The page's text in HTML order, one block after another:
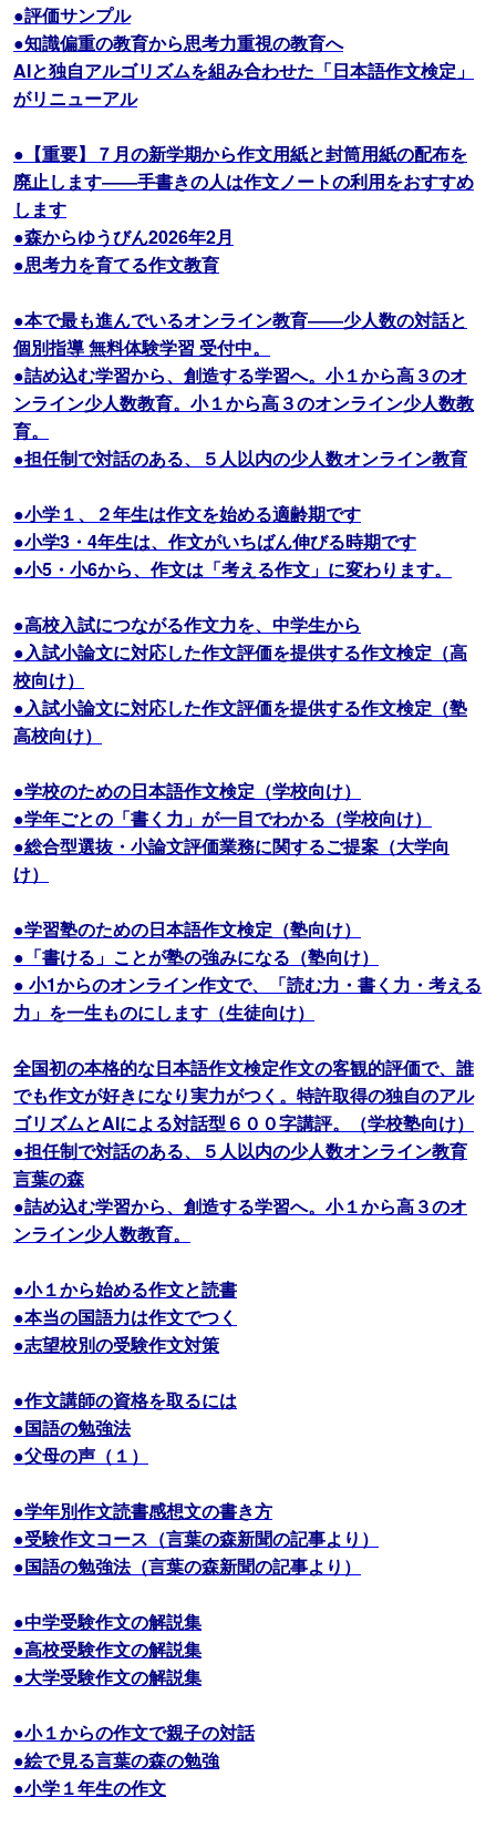
●評価サンプル
●知識偏重の教育から思考力重視の教育へ
AIと独自アルゴリズムを組み合わせた「日本語作文検定」
がリニューアル
●【重要】７月の新学期から作文用紙と封筒用紙の配布を
廃止します――手書きの人は作文ノートの利用をおすすめ
します
●森からゆうびん2026年2月
●思考力を育てる作文教育
●本で最も進んでいるオンライン教育――少人数の対話と
個別指導 無料体験学習 受付中。
●詰め込む学習から、創造する学習へ。小１から高３のオ
ンライン少人数教育。小１から高３のオンライン少人数教
育。
●担任制で対話のある、５人以内の少人数オンライン教育
●小学１、２年生は作文を始める適齢期です
●小学3・4年生は、作文がいちばん伸びる時期です
●小5・小6から、作文は「考える作文」に変わります。
●高校入試につながる作文力を、中学生から
●入試小論文に対応した作文評価を提供する作文検定（高
校向け）
●入試小論文に対応した作文評価を提供する作文検定（塾
高校向け）
●学校のための日本語作文検定（学校向け）
●学年ごとの「書く力」が一目でわかる（学校向け）
●総合型選抜・小論文評価業務に関するご提案（大学向
け）
●学習塾のための日本語作文検定（塾向け）
●「書ける」ことが塾の強みになる（塾向け）
● 小1からのオンライン作文で、「読む力・書く力・考える
力」を一生ものにします（生徒向け）
全国初の本格的な日本語作文検定作文の客観的評価で、誰
でも作文が好きになり実力がつく。特許取得の独自のアル
ゴリズムとAIによる対話型６００字講評。（学校塾向け）
●担任制で対話のある、５人以内の少人数オンライン教育
言葉の森
●詰め込む学習から、創造する学習へ。小１から高３のオ
ンライン少人数教育。
●小１から始める作文と読書
●本当の国語力は作文でつく
●志望校別の受験作文対策
●作文講師の資格を取るには
●国語の勉強法
●父母の声（１）
●学年別作文読書感想文の書き方
●受験作文コース（言葉の森新聞の記事より）
●国語の勉強法（言葉の森新聞の記事より）
●中学受験作文の解説集
●高校受験作文の解説集
●大学受験作文の解説集
●小１からの作文で親子の対話
●絵で見る言葉の森の勉強
●小学１年生の作文